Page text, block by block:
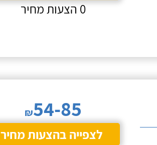
0 הצעות מחיר
₪54-85
לצפייה בהצעות מחיר